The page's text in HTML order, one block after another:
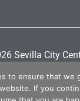
Sevilla City
to ensure that we
If you